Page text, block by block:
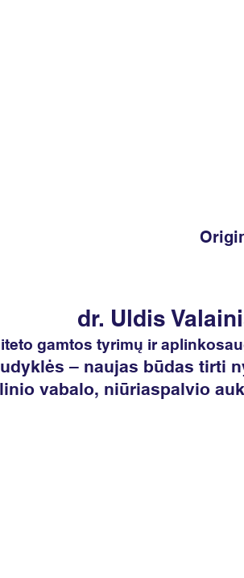
dr. Uldis
gamtos tyrimų ir
– naujas būdas tirti
vabalo, niūriaspalvio